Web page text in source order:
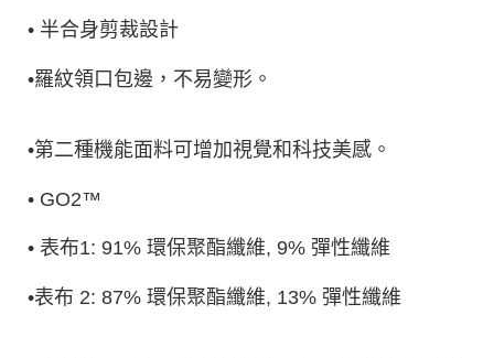
• 半合身剪裁設計
•羅紋領口包邊，不易變形。
•第二種機能面料可增加視覺和科技美感。
• GO2™
• 表布1: 91% 環保聚酯纖維, 9% 彈性纖維
•表布 2: 87% 環保聚酯纖維, 13% 彈性纖維